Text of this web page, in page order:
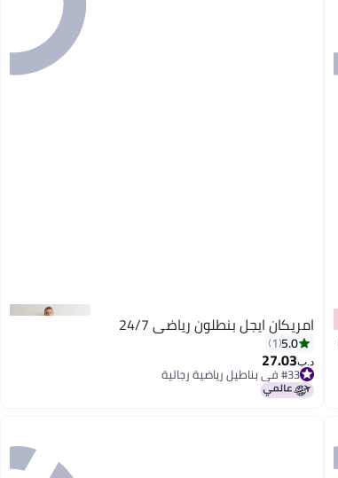
امريكان ايجل بنطلون رياضي 24/7
5.0
1
د.ب‏27.03
#33 في بناطيل رياضية رجالية
#33 في بناطيل رياضية رجالية